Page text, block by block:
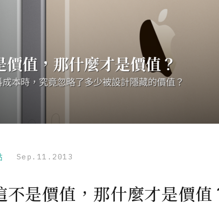
Sep.11.2013
不是價值，那什麼才是價值